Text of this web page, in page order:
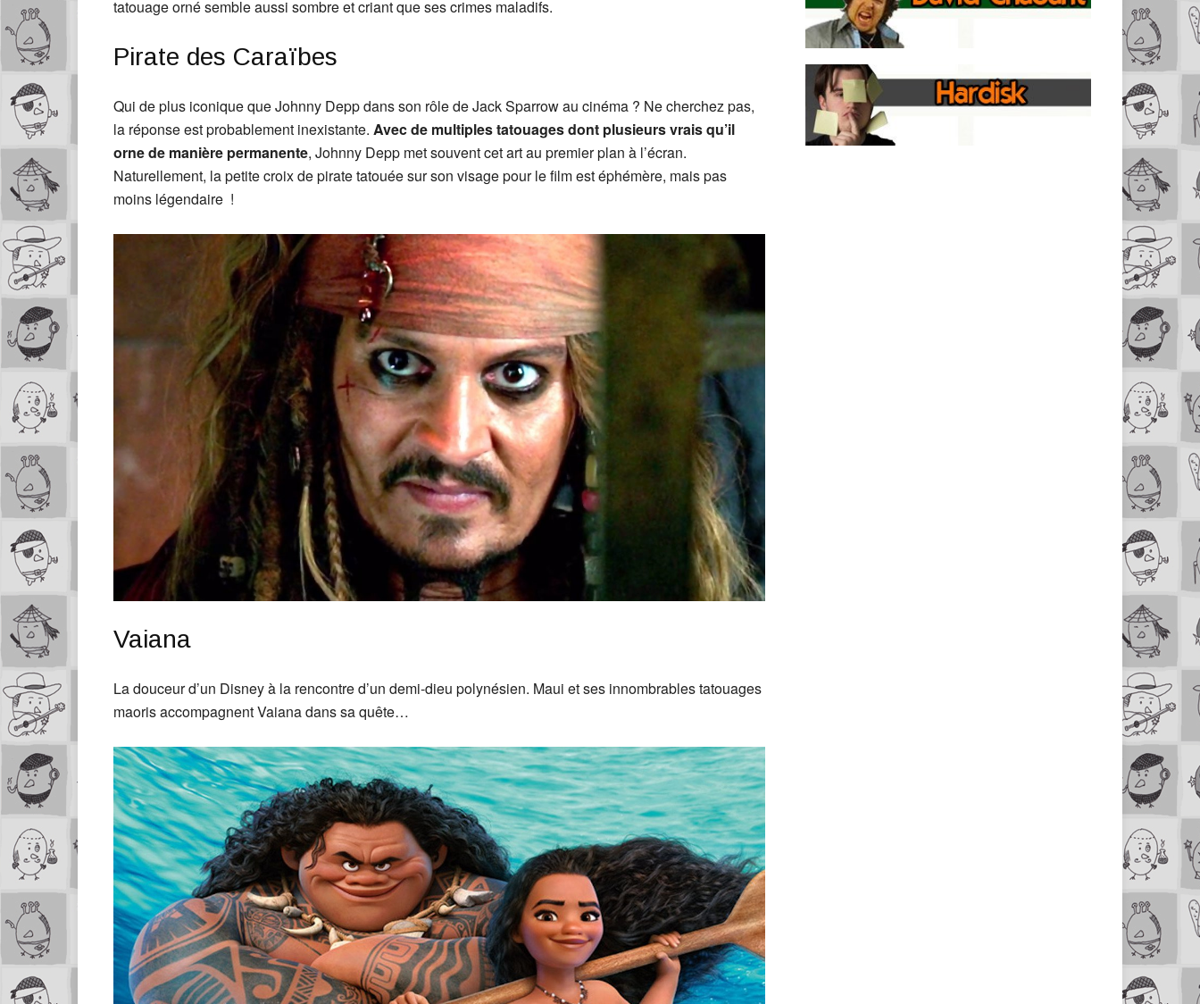
tatouage orné semble aussi sombre et criant que ses crimes maladifs.
Pirate des Caraïbes
Qui de plus iconique que Johnny Depp dans son rôle de Jack Sparrow au cinéma ? Ne cherchez pas,
la réponse est probablement inexistante. Avec de multiples tatouages dont plusieurs vrais qu’il
orne de manière permanente, Johnny Depp met souvent cet art au premier plan à l’écran.
Naturellement, la petite croix de pirate tatouée sur son visage pour le film est éphémère, mais pas
moins légendaire !
Vaiana
La douceur d’un Disney à la rencontre d’un demi-dieu polynésien. Maui et ses innombrables tatouages
maoris accompagnent Vaiana dans sa quête…